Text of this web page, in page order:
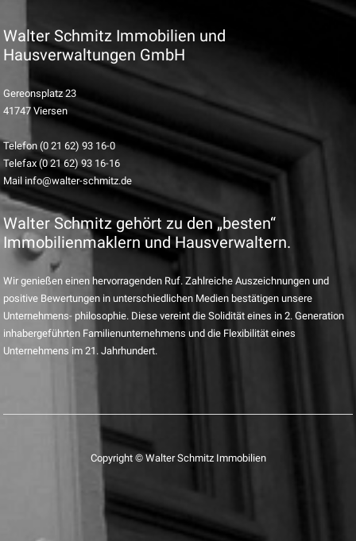
Walter Schmitz Immobilien und
Hausverwaltungen GmbH
Gereonsplatz 23
41747 Viersen
Telefon (0 21 62) 93 16-0
Telefax (0 21 62) 93 16-16
Mail info@walter-schmitz.de
Walter Schmitz gehört zu den „besten“
Immobilienmaklern und Hausverwaltern.
Wir genießen einen hervorragenden Ruf. Zahlreiche Auszeichnungen und
positive Bewertungen in unterschiedlichen Medien bestätigen unsere
Unternehmens- philosophie. Diese vereint die Solidität eines in 2. Generation
inhabergeführten Familienunternehmens und die Flexibilität eines
Unternehmens im 21. Jahrhundert.
Copyright © Walter Schmitz Immobilien